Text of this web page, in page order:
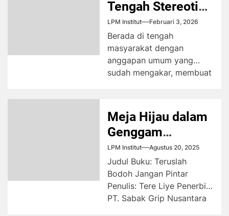
Tengah Stereotipe
Masyarakat
LPM Institut Februari 3, 2026
Berada di tengah
masyarakat dengan
anggapan umum yang
sudah mengakar, membuat
tersisihkan. Hal itu...
Meja Hijau dalam
Genggam
Korporasi
LPM Institut Agustus 20, 2025
Judul Buku: Teruslah
Bodoh Jangan Pintar
Penulis: Tere Liye Penerbit:
PT. Sabak Grip Nusantara